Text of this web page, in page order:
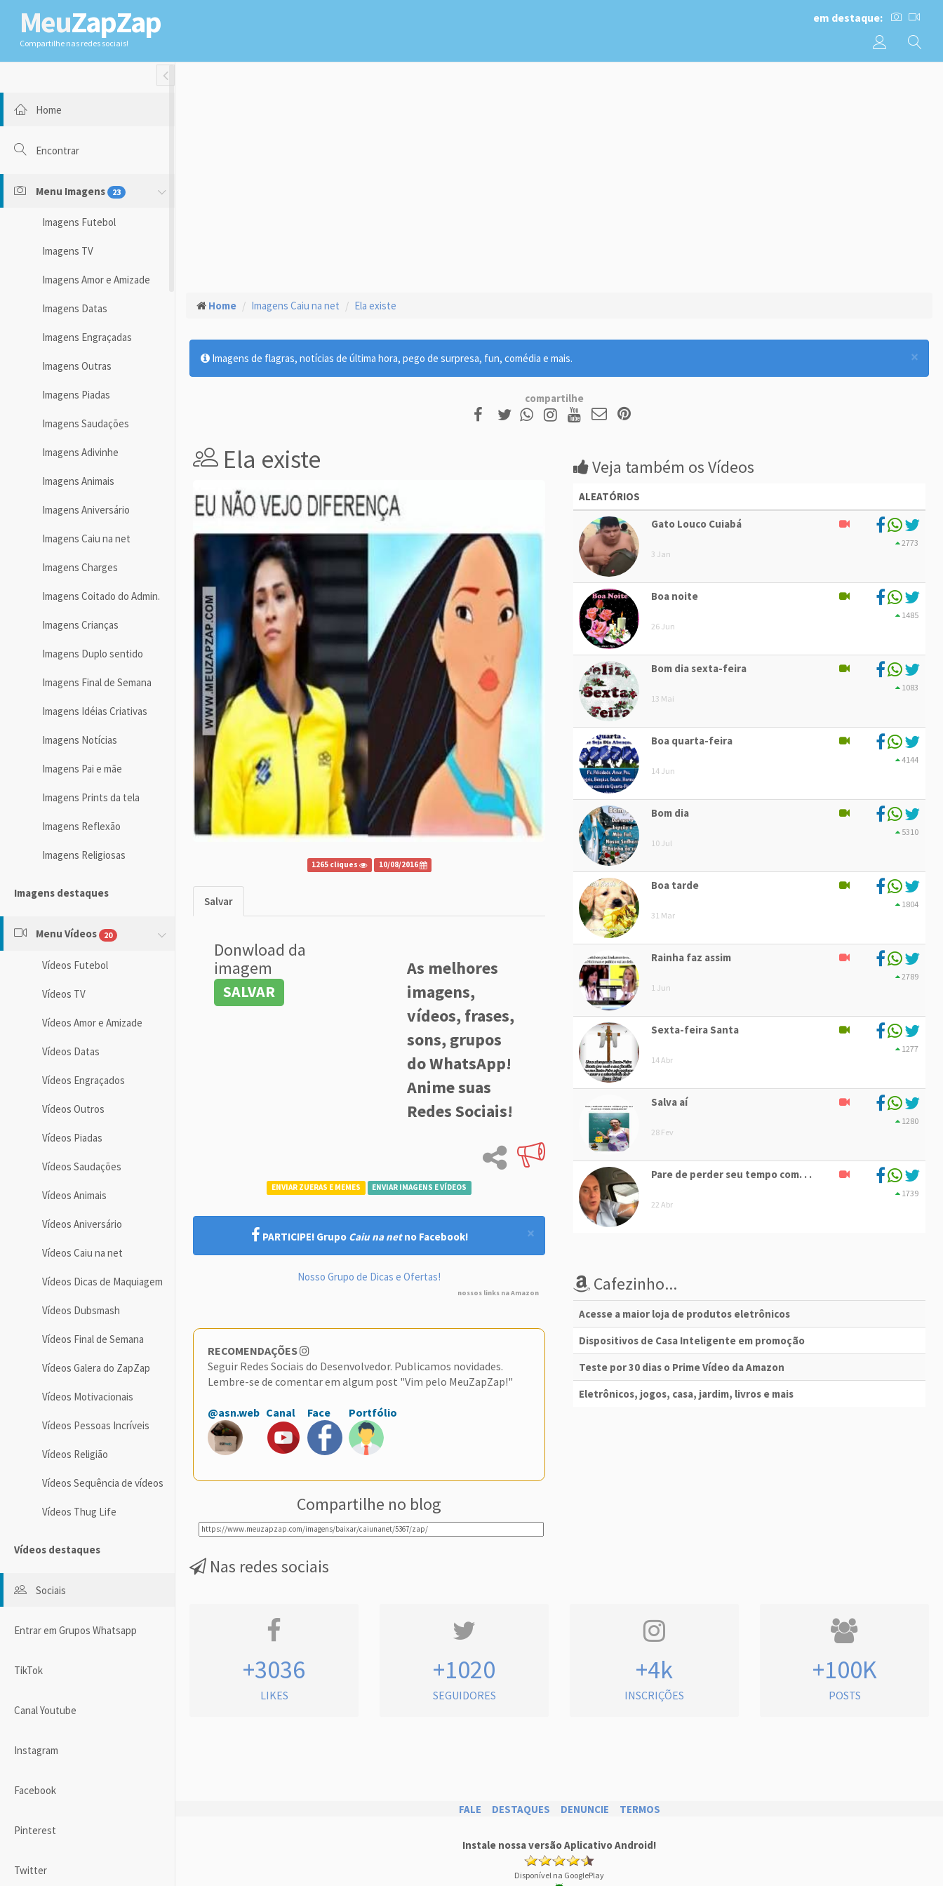
MeuZapZap
Compartilhe nas redes sociais!
em destaque:
Toggle Fullwidth
Home
Encontrar
Menu Imagens 23
Imagens Futebol
Imagens TV
Imagens Amor e Amizade
Imagens Datas
Imagens Engraçadas
Imagens Outras
Imagens Piadas
Imagens Saudações
Imagens Adivinhe
Imagens Animais
Imagens Aniversário
Imagens Caiu na net
Imagens Charges
Imagens Coitado do Admin.
Imagens Crianças
Imagens Duplo sentido
Imagens Final de Semana
Imagens Idéias Criativas
Imagens Notícias
Imagens Pai e mãe
Imagens Prints da tela
Imagens Reflexão
Imagens Religiosas
Imagens destaques
Menu Vídeos 20
Vídeos Futebol
Vídeos TV
Vídeos Amor e Amizade
Vídeos Datas
Vídeos Engraçados
Vídeos Outros
Vídeos Piadas
Vídeos Saudações
Vídeos Animais
Vídeos Aniversário
Vídeos Caiu na net
Vídeos Dicas de Maquiagem
Vídeos Dubsmash
Vídeos Final de Semana
Vídeos Galera do ZapZap
Vídeos Motivacionais
Vídeos Pessoas Incríveis
Vídeos Religião
Vídeos Sequência de vídeos
Vídeos Thug Life
Vídeos destaques
Sociais
Entrar em Grupos Whatsapp
TikTok
Canal Youtube
Instagram
Facebook
Pinterest
Twitter
Home Imagens Caiu na net Ela existe
×
Imagens de flagras, notícias de última hora, pego de surpresa, fun, comédia e mais.
compartilhe
Ela existe
1265 cliques 10/08/2016
Salvar
Donwload da
imagem
SALVAR
As melhores
imagens,
vídeos, frases,
sons, grupos
do WhatsApp!
Anime suas
Redes Sociais!
ENVIAR ZUERAS E MEMES ENVIAR IMAGENS E VÍDEOS
×
PARTICIPE! Grupo Caiu na netno Facebook!
Nosso Grupo de Dicas e Ofertas!
nossos links na Amazon
RECOMENDAÇÕES
Seguir Redes Sociais do Desenvolvedor. Publicamos novidades.
Lembre-se de comentar em algum post "Vim pelo MeuZapZap!"
@asn.web Canal Face Portfólio
Compartilhe no blog
Veja também os Vídeos
ALEATÓRIOS
Gato Louco Cuiabá
3 Jan
2773
Boa noite
26 Jun
1485
Bom dia sexta-feira
13 Mai
1083
Boa quarta-feira
14 Jun
4144
Bom dia
10 Jul
5310
Boa tarde
31 Mar
1804
Rainha faz assim
1 Jun
2789
Sexta-feira Santa
14 Abr
1277
Salva aí
28 Fev
1280
Pare de perder seu tempo com. . .
22 Abr
1739
Cafezinho...
Acesse a maior loja de produtos eletrônicos
Dispositivos de Casa Inteligente em promoção
Teste por 30 dias o Prime Vídeo da Amazon
Eletrônicos, jogos, casa, jardim, livros e mais
Nas redes sociais
+3036
LIKES
+1020
SEGUIDORES
+4k
INSCRIÇÕES
+100K
POSTS
FALE DESTAQUES DENUNCIE TERMOS
Instale nossa versão Aplicativo Android!
Disponível na GooglePlay